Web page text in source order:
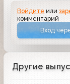
Войдите или
комментарий
Вход
Другие